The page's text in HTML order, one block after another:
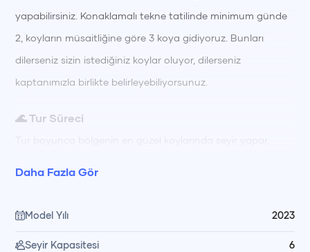
yapabilirsiniz. Konaklamalı tekne tatilinde minimum günde
2, koyların müsaitliğine göre 3 koya gidiyoruz. Bunları
dilerseniz sizin istediğiniz koylar oluyor, dilerseniz
kaptanımızla birlikte belirleyebiliyorsunuz.
🌊 Tur Süreci
Daha Fazla Gör
Model Yılı 2023
Seyir Kapasitesi 6